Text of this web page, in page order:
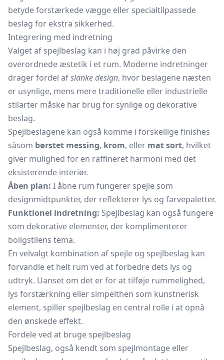
betyde forstærkede vægge eller specialtilpassede
beslag for ekstra sikkerhed.
Integrering med indretning
Valget af spejlbeslag kan i høj grad påvirke den
overordnede æstetik i et rum. Moderne indretninger
drager fordel afslanke design, hvor beslagene næsten
er usynlige, mens mere traditionelle eller industrielle
stilarter måske har brug for synlige og dekorative
beslag.
Spejlbeslagene kan også komme i forskellige finishes
såsom børstet messing, krom, eller mat sort, hvilket
giver mulighed for en raffineret harmoni med det
eksisterende interiør.
Åben plan: I åbne rum fungerer spejle som
designmidtpunkter, der reflekterer lys og farvepaletter.
Funktionel indretning: Spejlbeslag kan også fungere
som dekorative elementer, der komplimenterer
boligstilens tema.
En velvalgt kombination af spejle og spejlbeslag kan
forvandle et helt rum ved at forbedre dets lys og
udtryk. Uanset om det er for at tilføje rummelighed,
lys forstærkning eller simpelthen som kunstnerisk
element, spiller spejlbeslag en central rolle i at opnå
den ønskede effekt.
Fordele ved at bruge spejlbeslag
Spejlbeslag, også kendt som spejlmontage eller